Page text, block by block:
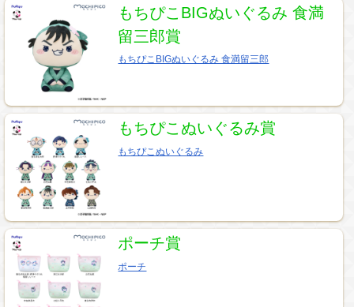
もちぴこBIGぬいぐるみ 食満
留三郎賞
もちぴこBIGぬいぐるみ 食満留三郎
もちぴこぬいぐるみ賞
もちぴこぬいぐるみ
ポーチ賞
ポーチ